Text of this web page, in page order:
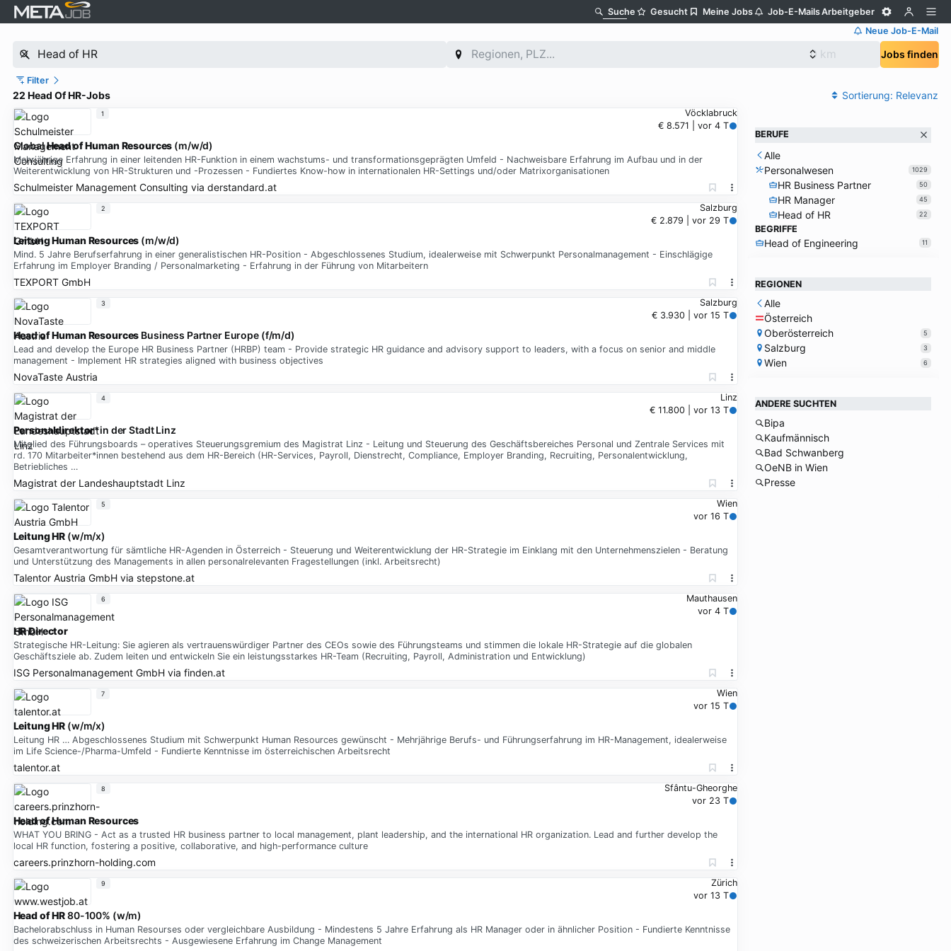
Suche Gesucht Meine Jobs Job-E-MailsArbeitgeber
Neue Job-E-Mail
Jobs finden
Filter
22 Head Of HR-Jobs Sortierung: Relevanz
Vöcklabruck
€ 8.571 | vor 4 T
GlobalHead of Human Resources (m/w/d)
Mehrjährige Erfahrung in einer leitenden HR-Funktion in einem wachstums- und transformationsgeprägten Umfeld - Nachweisbare Erfahrung im Aufbau und in der
Weiterentwicklung von HR-Strukturen und -Prozessen - Fundiertes Know-how in internationalen HR-Settings und/oder Matrixorganisationen
Schulmeister Management Consulting via derstandard.at
1
Salzburg
€ 2.879 | vor 29 T
Leitung Human Resources (m/w/d)
Mind. 5 Jahre Berufserfahrung in einer generalistischen HR-Position - Abgeschlossenes Studium, idealerweise mit Schwerpunkt Personalmanagement - Einschlägige
Erfahrung im Employer Branding / Personalmarketing - Erfahrung in der Führung von Mitarbeitern
TEXPORT GmbH
2
Salzburg
€ 3.930 | vor 15 T
Head of Human Resources Business Partner Europe (f/m/d)
Lead and develop the Europe HR Business Partner (HRBP) team - Provide strategic HR guidance and advisory support to leaders, with a focus on senior and middle
management - Implement HR strategies aligned with business objectives
NovaTaste Austria
3
Linz
€ 11.800 | vor 13 T
Personaldirektor*in der Stadt Linz
Mitglied des Führungsboards – operatives Steuerungsgremium des Magistrat Linz - Leitung und Steuerung des Geschäftsbereiches Personal und Zentrale Services mit
rd. 170 Mitarbeiter*innen bestehend aus dem HR-Bereich (HR-Services, Payroll, Dienstrecht, Compliance, Employer Branding, Recruiting, Personalentwicklung,
Betriebliches …
Magistrat der Landeshauptstadt Linz
4
Wien
vor 16 T
Leitung HR (w/m/x)
Gesamtverantwortung für sämtliche HR-Agenden in Österreich - Steuerung und Weiterentwicklung der HR-Strategie im Einklang mit den Unternehmenszielen - Beratung
und Unterstützung des Managements in allen personalrelevanten Fragestellungen (inkl. Arbeitsrecht)
Talentor Austria GmbHvia stepstone.at
5
Mauthausen
vor 4 T
HR Director
Strategische HR-Leitung: Sie agieren als vertrauenswürdiger Partner des CEOs sowie des Führungsteams und stimmen die lokale HR-Strategie auf die globalen
Geschäftsziele ab. Zudem leiten und entwickeln Sie ein leistungsstarkes HR-Team (Recruiting, Payroll, Administration und Entwicklung)
ISG Personalmanagement GmbHvia finden.at
6
Wien
vor 15 T
Leitung HR (w/m/x)
Leitung HR … Abgeschlossenes Studium mit Schwerpunkt Human Resources gewünscht - Mehrjährige Berufs- und Führungserfahrung im HR-Management, idealerweise
im Life Science-/Pharma-Umfeld - Fundierte Kenntnisse im österreichischen Arbeitsrecht
talentor.at
7
Sfântu-Gheorghe
vor 23 T
Head of Human Resources
WHAT YOU BRING - Act as a trusted HR business partner to local management, plant leadership, and the international HR organization. Lead and further develop the
local HR function, fostering a positive, collaborative, and high-performance culture
careers.prinzhorn-holding.com
8
Zürich
vor 13 T
Head of HR80-100% (w/m)
Bachelorabschluss in Human Resourses oder vergleichbare Ausbildung - Mindestens 5 Jahre Erfahrung als HR Manager oder in ähnlicher Position - Fundierte Kenntnisse
des schweizerischen Arbeitsrechts - Ausgewiesene Erfahrung im Change Management
9
BERUFE
Alle
Personalwesen
1029
HR Business Partner 50
HR Manager 45
Head of HR 22
BEGRIFFE
Head of Engineering 11
REGIONEN
Alle
Österreich
Oberösterreich
5
Salzburg 3
Wien 6
ANDERE SUCHTEN
Bipa
Kaufmännisch
Bad Schwanberg
OeNB in Wien
Presse